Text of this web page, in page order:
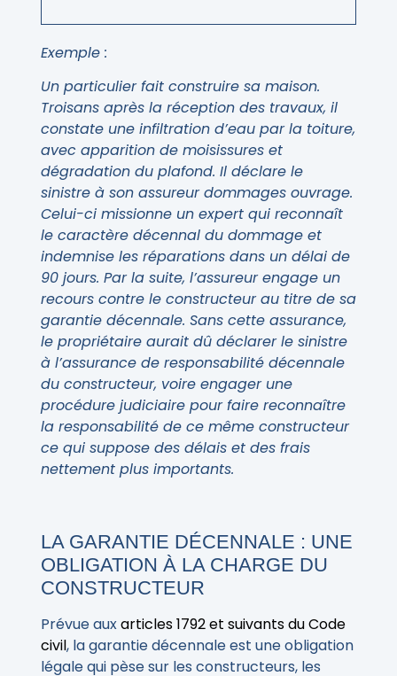
Exemple :
Un particulier fait construire sa maison.
Troisans après la réception des travaux, il
constate une infiltration d’eau par la toiture,
avec apparition de moisissures et
dégradation du plafond. Il déclare le
sinistre à son assureur dommages ouvrage.
Celui-ci missionne un expert qui reconnaît
le caractère décennal du dommage et
indemnise les réparations dans un délai de
90 jours. Par la suite, l’assureur engage un
recours contre le constructeur au titre de sa
garantie décennale. Sans cette assurance,
le propriétaire aurait dû déclarer le sinistre
à l’assurance de responsabilité décennale
du constructeur, voire engager une
procédure judiciaire pour faire reconnaître
la responsabilité de ce même constructeur
ce qui suppose des délais et des frais
nettement plus importants.
LA GARANTIE DÉCENNALE : UNE
OBLIGATION À LA CHARGE DU
CONSTRUCTEUR
Prévue auxarticles 1792 et suivants du Code
civil, la garantie décennale est une obligation
légale qui pèse sur les constructeurs, les